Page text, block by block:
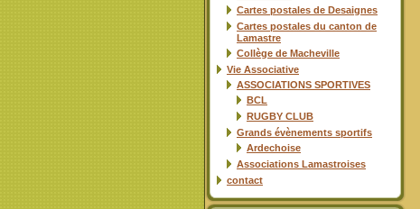
Cartes postales de Desaignes
Cartes postales du canton de
Lamastre
Collège de Macheville
Vie Associative
ASSOCIATIONS SPORTIVES
BCL
RUGBY CLUB
Grands évènements sportifs
Ardechoise
Associations Lamastroises
contact